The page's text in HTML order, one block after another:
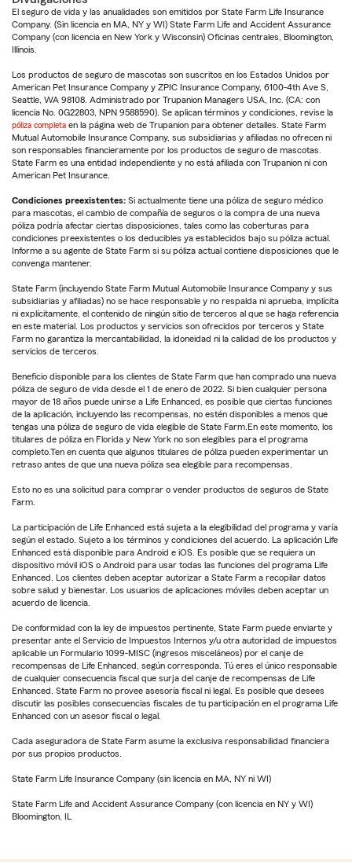
El seguro de vida y las anualidades son emitidos por State Farm Life Insurance
Company. (Sin licencia en MA, NY y WI) State Farm Life and Accident Assurance
Company (con licencia en New York y Wisconsin) Oficinas centrales, Bloomington,
Illinois.
Los productos de seguro de mascotas son suscritos en los Estados Unidos por
American Pet Insurance Company y ZPIC Insurance Company, 6100-4th Ave S,
Seattle, WA 98108. Administrado por Trupanion Managers USA, Inc. (CA: con
licencia No. 0G22803, NPN 9588590). Se aplican términos y condiciones, revise la
póliza completa en la página web de Trupanion para obtener detalles. State Farm
Mutual Automobile Insurance Company, sus subsidiarias y afiliadas no ofrecen ni
son responsables financieramente por los productos de seguro de mascotas.
State Farm es una entidad independiente y no está afiliada con Trupanion ni con
American Pet Insurance.
Condiciones preexistentes: Si actualmente tiene una póliza de seguro médico
para mascotas, el cambio de compañía de seguros o la compra de una nueva
póliza podría afectar ciertas disposiciones, tales como las coberturas para
condiciones preexistentes o los deducibles ya establecidos bajo su póliza actual.
Informe a su agente de State Farm si su póliza actual contiene disposiciones que le
convenga mantener.
State Farm (incluyendo State Farm Mutual Automobile Insurance Company y sus
subsidiarias y afiliadas) no se hace responsable y no respalda ni aprueba, implícita
ni explícitamente, el contenido de ningún sitio de terceros al que se haga referencia
en este material. Los productos y servicios son ofrecidos por terceros y State
Farm no garantiza la mercantabilidad, la idoneidad ni la calidad de los productos y
servicios de terceros.
Beneficio disponible para los clientes de State Farm que han comprado una nueva
póliza de seguro de vida desde el 1 de enero de 2022. Si bien cualquier persona
mayor de 18 años puede unirse a Life Enhanced, es posible que ciertas funciones
de la aplicación, incluyendo las recompensas, no estén disponibles a menos que
tengas una póliza de seguro de vida elegible de State Farm.En este momento, los
titulares de póliza en Florida y New York no son elegibles para el programa
completo.Ten en cuenta que algunos titulares de póliza pueden experimentar un
retraso antes de que una nueva póliza sea elegible para recompensas.
Esto no es una solicitud para comprar o vender productos de seguros de State
Farm.
La participación de Life Enhanced está sujeta a la elegibilidad del programa y varía
según el estado. Sujeto a los términos y condiciones del acuerdo. La aplicación Life
Enhanced está disponible para Android e iOS. Es posible que se requiera un
dispositivo móvil iOS o Android para usar todas las funciones del programa Life
Enhanced. Los clientes deben aceptar autorizar a State Farm a recopilar datos
sobre salud y bienestar. Los usuarios de aplicaciones móviles deben aceptar un
acuerdo de licencia.
De conformidad con la ley de impuestos pertinente, State Farm puede enviarte y
presentar ante el Servicio de Impuestos Internos y/u otra autoridad de impuestos
aplicable un Formulario 1099-MISC (ingresos misceláneos) por el canje de
recompensas de Life Enhanced, según corresponda. Tú eres el único responsable
de cualquier consecuencia fiscal que surja del canje de recompensas de Life
Enhanced. State Farm no provee asesoría fiscal ni legal. Es posible que desees
discutir las posibles consecuencias fiscales de tu participación en el programa Life
Enhanced con un asesor fiscal o legal.
Cada aseguradora de State Farm asume la exclusiva responsabilidad financiera
por sus propios productos.
State Farm Life Insurance Company (sin licencia en MA, NY ni WI)
State Farm Life and Accident Assurance Company (con licencia en NY y WI)
Bloomington, IL